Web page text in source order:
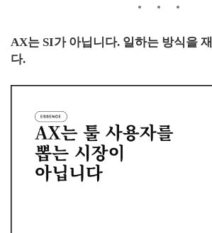
AX는 SI가 아닙니다. 일하는 방식을
다.